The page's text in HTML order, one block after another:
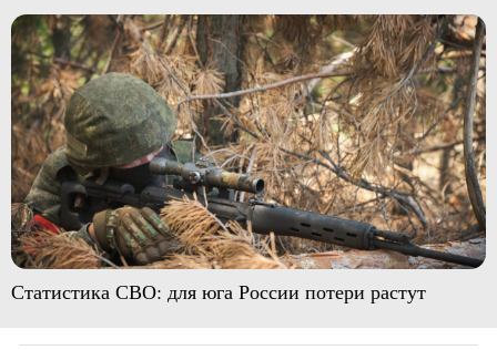
Статистика СВО: для юга России потери растут